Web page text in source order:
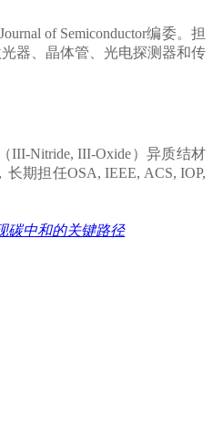
of Semiconductor编委。担
器、晶体管、光电探测器和传
III-Nitride, III-Oxide）异质结材
期担任OSA, IEEE, ACS, IOP,
碳中和的关键路径